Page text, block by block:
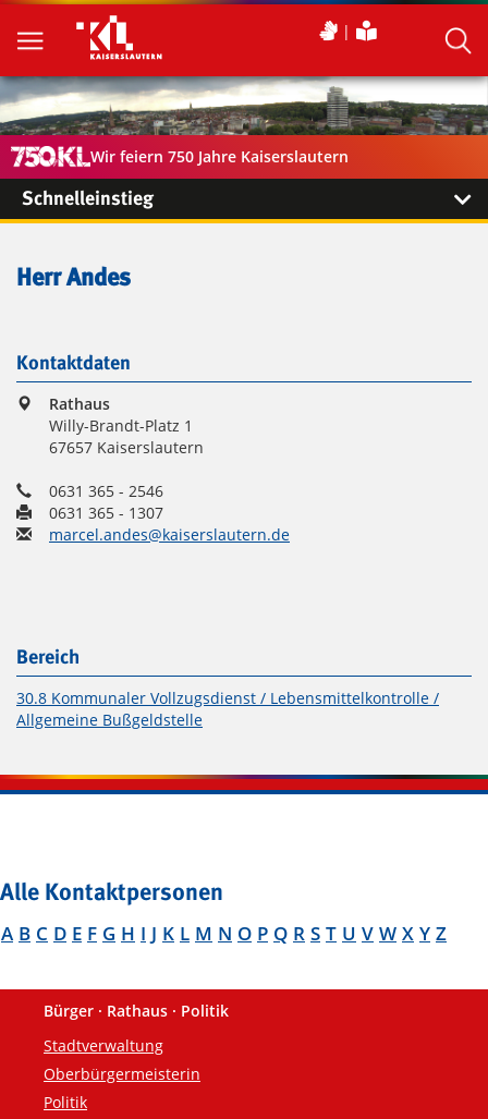
Wir feiern 750 Jahre Kaiserslautern
Schnelleinstieg
Herr Andes
Kontaktdaten
Rathaus
Willy-Brandt-Platz 1
67657 Kaiserslautern
0631 365 - 2546
0631 365 - 1307
marcel.andes@kaiserslautern.de
Bereich
30.8 Kommunaler Vollzugsdienst / Lebensmittelkontrolle /
Allgemeine Bußgeldstelle
Alle Kontaktpersonen
A B C D E F G H I J K L M N O P Q R S T U V W X Y Z
Fußzeile
Bürger · Rathaus · Politik
Stadtverwaltung
Oberbürgermeisterin
Politik